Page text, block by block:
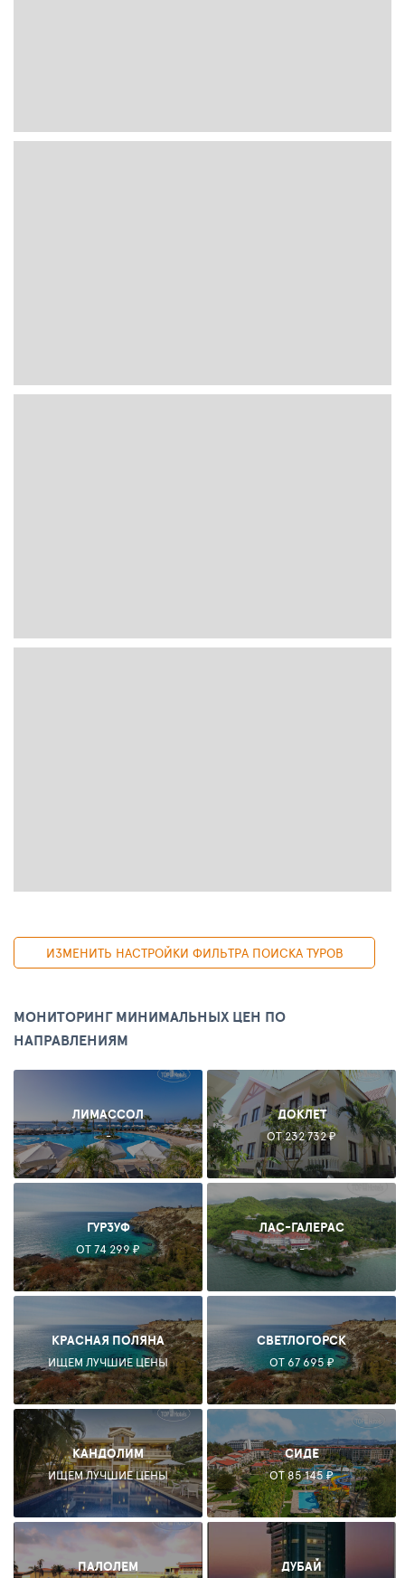
ИЗМЕНИТЬ НАСТРОЙКИ ФИЛЬТРА ПОИСКА ТУРОВ
МОНИТОРИНГ МИНИМАЛЬНЫХ ЦЕН ПО
НАПРАВЛЕНИЯМ
ЛИМАССОЛ
-
ДОКЛЕТ
ОТ 232 732 ₽
ГУРЗУФ
ОТ 74 299 ₽
ЛАС-ГАЛЕРАС
-
КРАСНАЯ ПОЛЯНА
ИЩЕМ ЛУЧШИЕ ЦЕНЫ
СВЕТЛОГОРСК
ОТ 67 695 ₽
КАНДОЛИМ
ИЩЕМ ЛУЧШИЕ ЦЕНЫ
СИДЕ
ОТ 85 145 ₽
ПАЛОЛЕМ ДУБАЙ